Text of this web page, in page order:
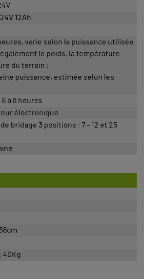
12Ah
varie selon la puissance utilisée.
le poids, la température
du terrain ;
puissance, estimée selon les
6 à 8 heures
électronique
bridage 3 positions : 7 - 12 et 25
58cm
40Kg